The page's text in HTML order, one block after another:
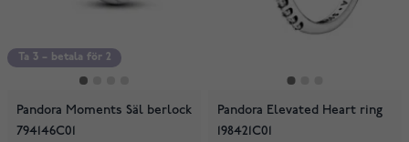
Ta 3 – betala för 2
Pandora Moments Säl berlock
794146C01
Pandora Elevated Heart ring
198421C01